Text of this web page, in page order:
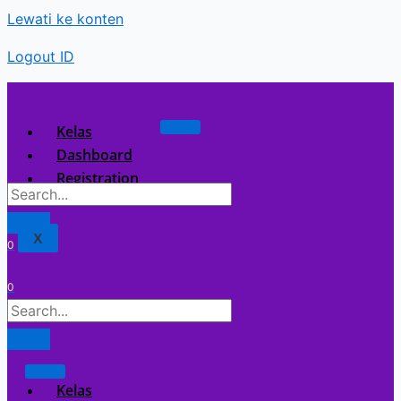
Lewati ke konten
Logout ID
Kelas
Dashboard
Registration
X
0
0
Kelas